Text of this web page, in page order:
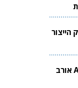
5 את שוק הייצור
צוואר הבקבוק הבא בשוק ה-AI אורב